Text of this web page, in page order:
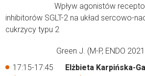
Wpływ agonistów receptora
inhibitorów SGLT-2 na układ sercowo-
cukrzycy typu 2
Green J. (M-P, ENDO 2021,
17:15-17:45 Elżbieta Karpińska-